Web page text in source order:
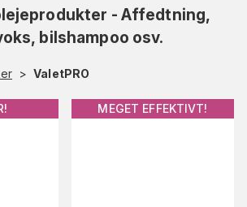
- Affedtning,
bilshampoo osv.
> ValetPRO
MEGET EFFEKTIVT!